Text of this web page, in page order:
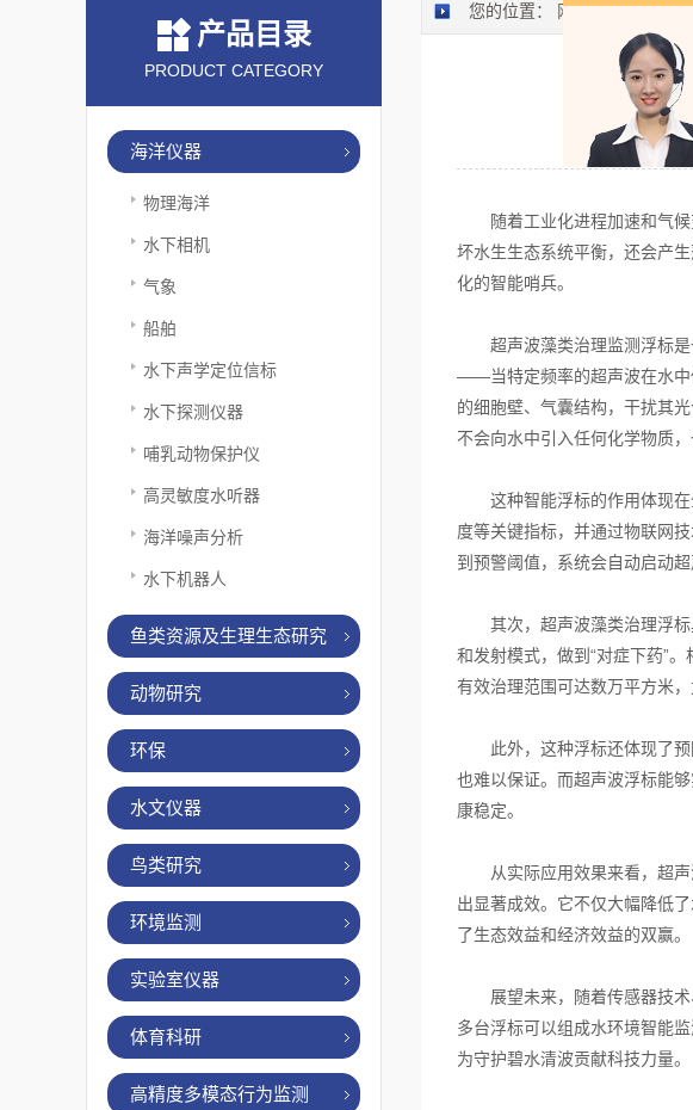
产品目录
PRODUCT CATEGORY
海洋仪器
物理海洋
水下相机
气象
船舶
水下声学定位信标
水下探测仪器
哺乳动物保护仪
高灵敏度水听器
海洋噪声分析
水下机器人
鱼类资源及生理生态研究
动物研究
环保
水文仪器
鸟类研究
环境监测
实验室仪器
体育科研
高精度多模态行为监测
您的位置： 网站首页>新闻
超
随着工业化进程加速和气候
坏水生生态系统平衡，还会产
化的智能哨兵。
超声波藻类治理监测浮标是
——当特定频率的超声波在水中
的细胞壁、气囊结构，干扰其
不会向水中引入任何化学物质
这种智能浮标的作用体现在
度等关键指标，并通过物联网
到预警阈值，系统会自动启动
其次，超声波藻类治理浮标
和发射模式，做到“对症下药”
有效治理范围可达数万平方米
此外，这种浮标还体现了预
也难以保证。而超声波浮标能
康稳定。
从实际应用效果来看，超声
出显著成效。它不仅大幅降低
了生态效益和经济效益的双赢。
展望未来，随着传感器技术
多台浮标可以组成水环境智能
为守护碧水清波贡献科技力量。